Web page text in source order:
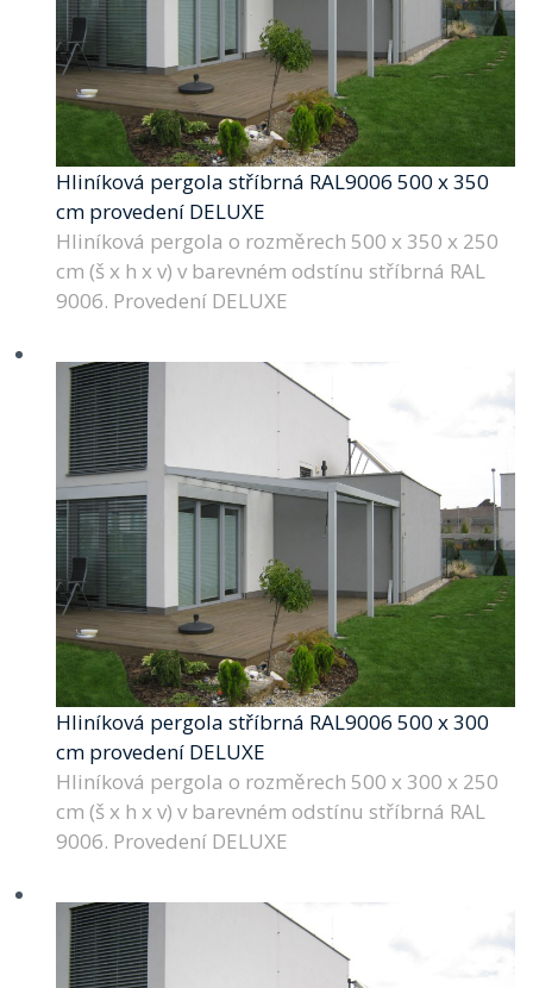
Hliníková pergola stříbrná RAL9006 500 x 350
cm provedení DELUXE
Hliníková pergola o rozměrech 500 x 350 x 250
cm (š x h x v) v barevném odstínu stříbrná RAL
9006. Provedení DELUXE
Hliníková pergola stříbrná RAL9006 500 x 300
cm provedení DELUXE
Hliníková pergola o rozměrech 500 x 300 x 250
cm (š x h x v) v barevném odstínu stříbrná RAL
9006. Provedení DELUXE